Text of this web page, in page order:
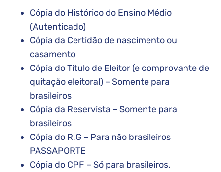
Cópia do Histórico do Ensino Médio
(Autenticado)
Cópia da Certidão de nascimento ou
casamento
Cópia do Título de Eleitor (e comprovante de
quitação eleitoral) – Somente para
brasileiros
Cópia da Reservista – Somente para
brasileiros
Cópia do R.G – Para não brasileiros
PASSAPORTE
Cópia do CPF – Só para brasileiros.